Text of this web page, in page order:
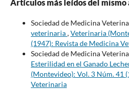
Artículos más leídos del mismo
Sociedad de Medicina
veterinaria,Veterinaria
(1947): Revista de Medicina
Sociedad de Medicina
Esterilidad en el Ganado
(Montevideo): Vol. 3 Núm. 41
Veterinaria